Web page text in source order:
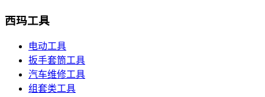
西玛工具
电动工具
扳手套筒工具
汽车维修工具
组套类工具